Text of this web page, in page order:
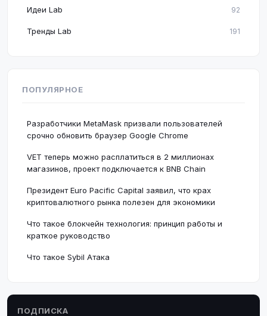
Идеи Lab 92
Тренды Lab 191
ПОПУЛЯРНОЕ
Разработчики MetaMask призвали пользователей
срочно обновить браузер Google Chrome
VET теперь можно расплатиться в 2 миллионах
магазинов, проект подключается к BNB Chain
Президент Euro Pacific Capital заявил, что крах
криптовалютного рынка полезен для экономики
Что такое блокчейн технология: принцип работы и
краткое руководство
Что такое Sybil Атака
ПОДПИСКА